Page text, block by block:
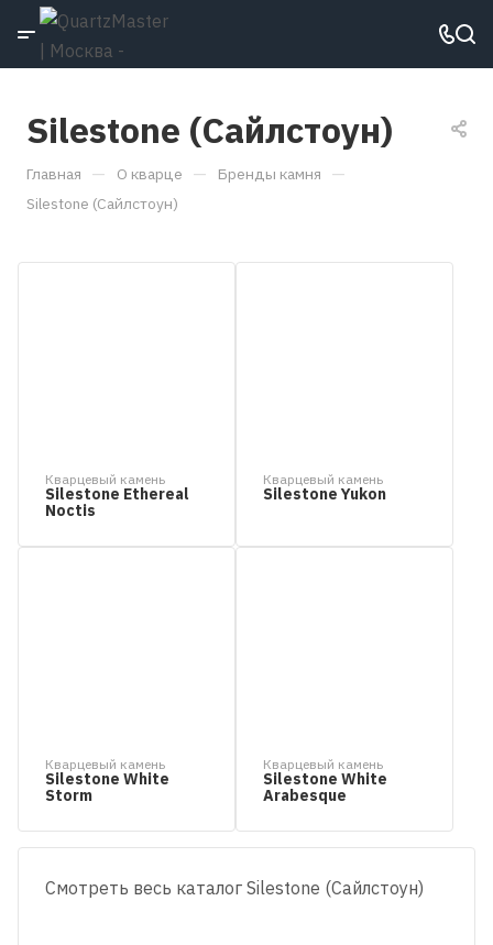
Silestone (Сайлстоун)
Главная — О кварце — Бренды камня —
Silestone (Сайлстоун)
Кварцевый камень
Silestone Ethereal
Noctis
Кварцевый камень
Silestone Yukon
Кварцевый камень
Silestone White
Storm
Кварцевый камень
Silestone White
Arabesque
Смотреть весь каталог Silestone (Сайлстоун)